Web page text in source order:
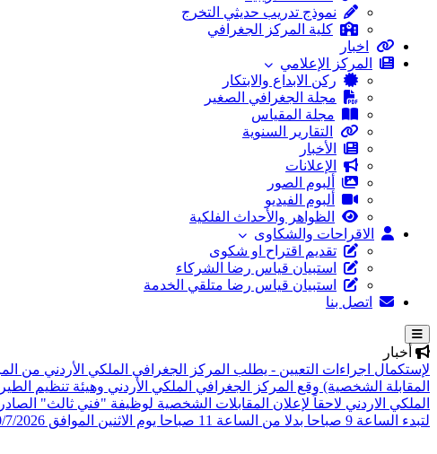
نموذج تدريب حديثي التخرج
كلية المركز الجغرافي
اخبار
المركز الإعلامي
ركن الابداع والابتكار
مجلة الجغرافي الصغير
مجلة المقياس
التقارير السنوية
الأخبار
الإعلانات
ألبوم الصور
ألبوم الفيديو
الظواهر والأحداث الفلكية
الاقراحات والشكاوى
تقديم اقتراح او شكوى
استبيان قياس رضا الشركاء
استبيان قياس رضا متلقي الخدمة
اتصل بنا
أخبار
لإستكمال اجراءات التعيين - يطلب المركز الجغرافي الملكي الأردني من
المقابلة الشخصية) وقع المركز الجغرافي الملكي الأردني وهيئة تنظيم
لتبدء الساعة 9 صباحا بدلا من الساعة 11 صباحا يوم الاثنين الموافق 20/7/2026 وهو نفس التاريخ المعلن.